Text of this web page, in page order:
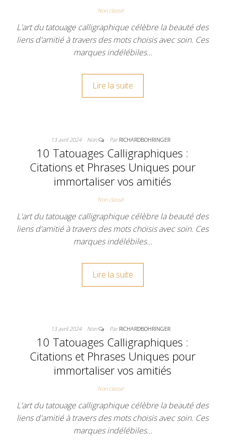
Non classé
L'art du tatouage calligraphique célèbre la beauté des
liens d'amitié à travers des mots choisis avec soin. Ces
marques indélébiles…
Lire la suite
13 avril 2024 Non ParRICHARDBOHRINGER
10 Tatouages Calligraphiques :
Citations et Phrases Uniques pour
immortaliser vos amitiés
Non classé
L'art du tatouage calligraphique célèbre la beauté des
liens d'amitié à travers des mots choisis avec soin. Ces
marques indélébiles…
Lire la suite
13 avril 2024 Non ParRICHARDBOHRINGER
10 Tatouages Calligraphiques :
Citations et Phrases Uniques pour
immortaliser vos amitiés
Non classé
L'art du tatouage calligraphique célèbre la beauté des
liens d'amitié à travers des mots choisis avec soin. Ces
marques indélébiles…